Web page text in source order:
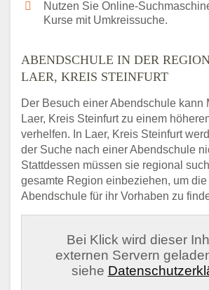
Nutzen Sie Online-
Kurse mit Umkreissuche.
ABENDSCHULE IN DER
LAER, KREIS STEINFURT
Der Besuch einer Abendschule kann
Laer, Kreis Steinfurt zu einem
verhelfen. In Laer, Kreis Steinfurt
der Suche nach einer Abendschule
Stattdessen müssen sie regional
gesamte Region einbeziehen, um
Abendschule für ihr Vorhaben zu
Bei Klick wird dieser
externen Servern
siehe